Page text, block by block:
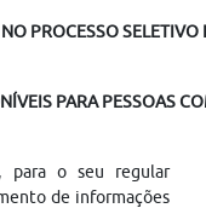
PROCESSO SELETIVO
PARA PESSOAS
para o seu regular
de informações